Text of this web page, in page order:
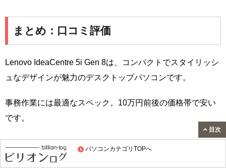
パソコンカテゴリTOPへ
まとめ：口コミ評価
Lenovo IdeaCentre 5i Gen 8は、コンパクトでスタイリッシ
ュなデザインが魅力のデスクトップパソコンです。
事務作業には最適なスペック。10万円前後の価格帯で安い
です。
モニターに接続して、事務作業やネット閲覧、動画閲覧な
どをしたい方に、おすすめです。
目次